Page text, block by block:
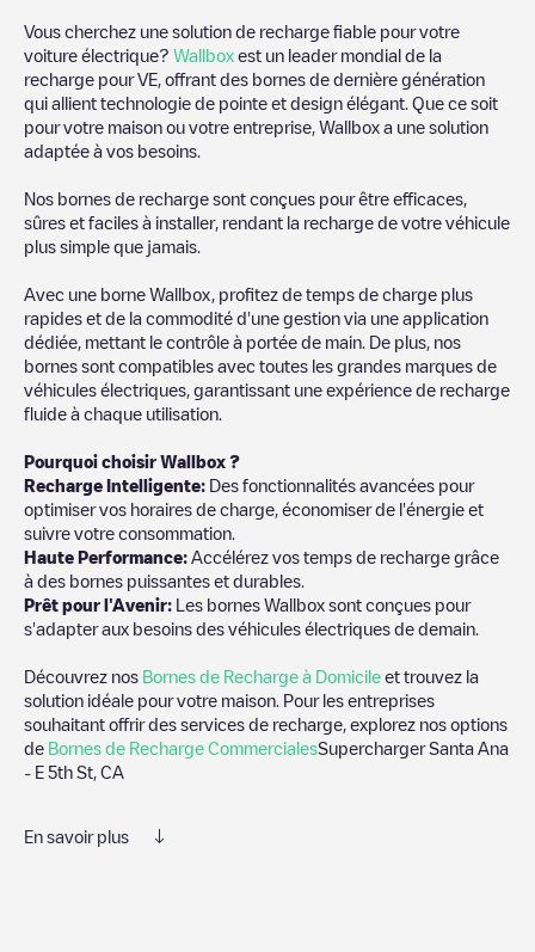
Vous cherchez une solution de recharge fiable pour votre
voiture électrique? Wallbox est un leader mondial de la
recharge pour VE, offrant des bornes de dernière génération
qui allient technologie de pointe et design élégant. Que ce soit
pour votre maison ou votre entreprise, Wallbox a une solution
adaptée à vos besoins.
Nos bornes de recharge sont conçues pour être efficaces,
sûres et faciles à installer, rendant la recharge de votre véhicule
plus simple que jamais.
Avec une borne Wallbox, profitez de temps de charge plus
rapides et de la commodité d'une gestion via une application
dédiée, mettant le contrôle à portée de main. De plus, nos
bornes sont compatibles avec toutes les grandes marques de
véhicules électriques, garantissant une expérience de recharge
fluide à chaque utilisation.
Pourquoi choisir Wallbox ?
Recharge Intelligente: Des fonctionnalités avancées pour
optimiser vos horaires de charge, économiser de l'énergie et
suivre votre consommation.
Haute Performance: Accélérez vos temps de recharge grâce
à des bornes puissantes et durables.
Prêt pour l'Avenir: Les bornes Wallbox sont conçues pour
s'adapter aux besoins des véhicules électriques de demain.
Découvrez nos Bornes de Recharge à Domicile et trouvez la
solution idéale pour votre maison. Pour les entreprises
souhaitant offrir des services de recharge, explorez nos options
de Bornes de Recharge CommercialesSupercharger Santa Ana
- E 5th St, CA
En savoir plus